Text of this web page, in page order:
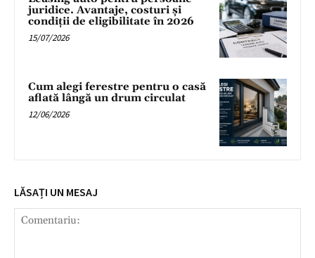
juridice. Avantaje, costuri și
condiții de eligibilitate în 2026
15/07/2026
Cum alegi ferestre pentru o casă
aflată lângă un drum circulat
12/06/2026
LĂSAȚI UN MESAJ